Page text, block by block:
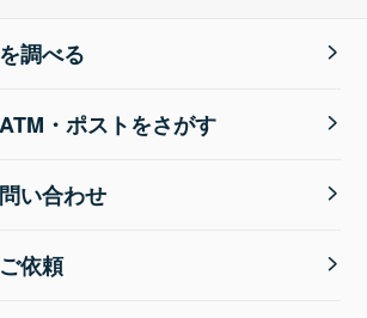
調べる
・ポストをさがす
い合わせ
依頼